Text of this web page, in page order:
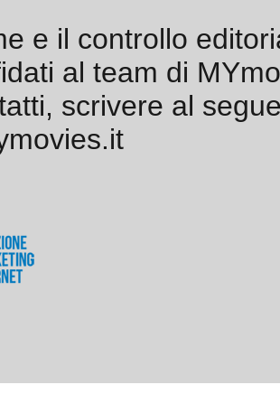
e il controllo
al team di
scrivere al